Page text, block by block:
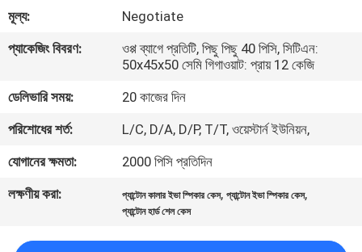
সাইট
PRIVACY
POLICY
মূল্য:
Negotiate
প্যাকেজিং বিবরণ:
ওপ্প ব্যাগে প্রতিটি, পিছু পিছু 40 পিসি, সিটিএন:
50x45x50 সেমি গিগাওয়াট: প্রায় 12 কেজি
ডেলিভারি সময়:
20 কাজের দিন
পরিশোধের শর্ত:
L/C, D/A, D/P, T/T, ওয়েস্টার্ন ইউনিয়ন,
যোগানের ক্ষমতা:
2000 পিসি প্রতিদিন
লক্ষণীয় করা:
প্যান্টোন কালার ইভা স্পিকার কেস,প্যান্টোন ইভা স্পিকার কেস,
প্যান্টোন হার্ড শেল কেস